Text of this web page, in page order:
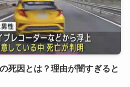
死因とは？理由が闇すぎると